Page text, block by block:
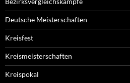
Deutsche Meisterschaften
Kreisfest
Kreismeisterschaften
Kreispokal